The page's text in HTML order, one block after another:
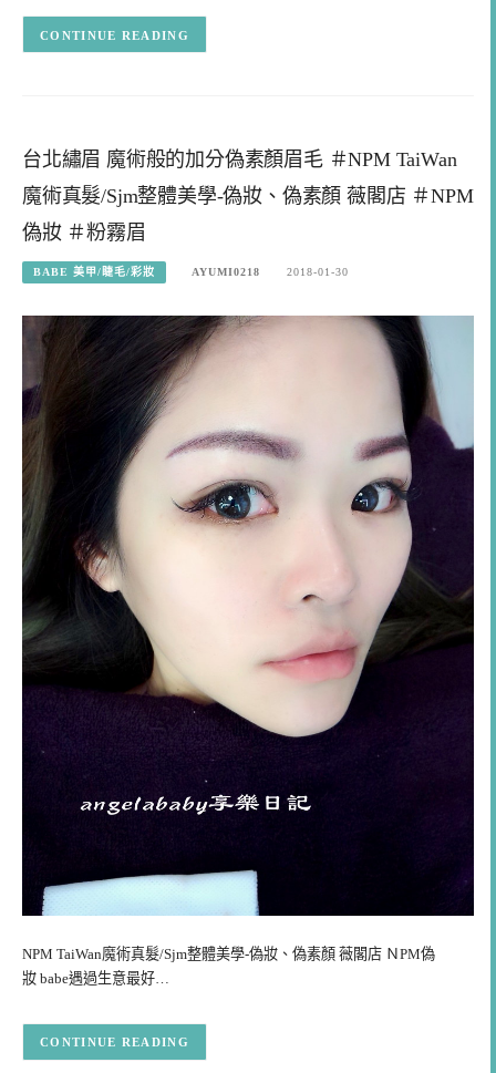
CONTINUE READING
台北繡眉 魔術般的加分偽素顏眉毛 ＃NPM TaiWan
魔術真髮/Sjm整體美學-偽妝、偽素顏 薇閣店 ＃NPM
偽妝 ＃粉霧眉
BABE 美甲/睫毛/彩妝 AYUMI0218 2018-01-30
NPM TaiWan魔術真髮/Sjm整體美學-偽妝、偽素顏 薇閣店 ＮPM偽
妝 babe遇過生意最好…
CONTINUE READING